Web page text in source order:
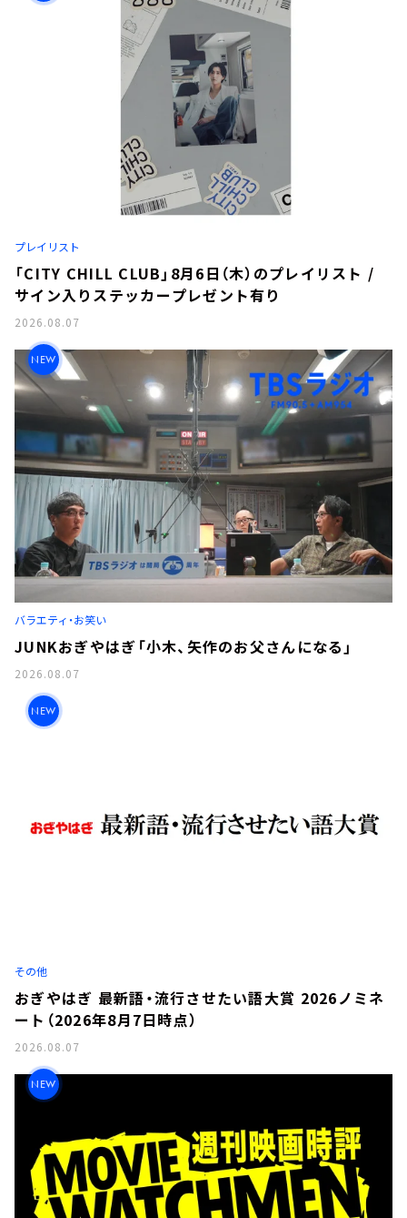
プレイリスト
「CITY CHILL CLUB」8月6日（木）のプレイリスト /
サイン入りステッカープレゼント有り
2026.08.07
NEW
バラエティ・お笑い
JUNKおぎやはぎ「小木、矢作のお父さんになる」
2026.08.07
NEW
その他
おぎやはぎ 最新語・流行させたい語大賞 2026ノミネ
ート（2026年8月7日時点）
2026.08.07
NEW